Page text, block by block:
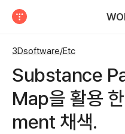
3Dsoftware/Etc
Substance
Map을 활용
ment 채색.